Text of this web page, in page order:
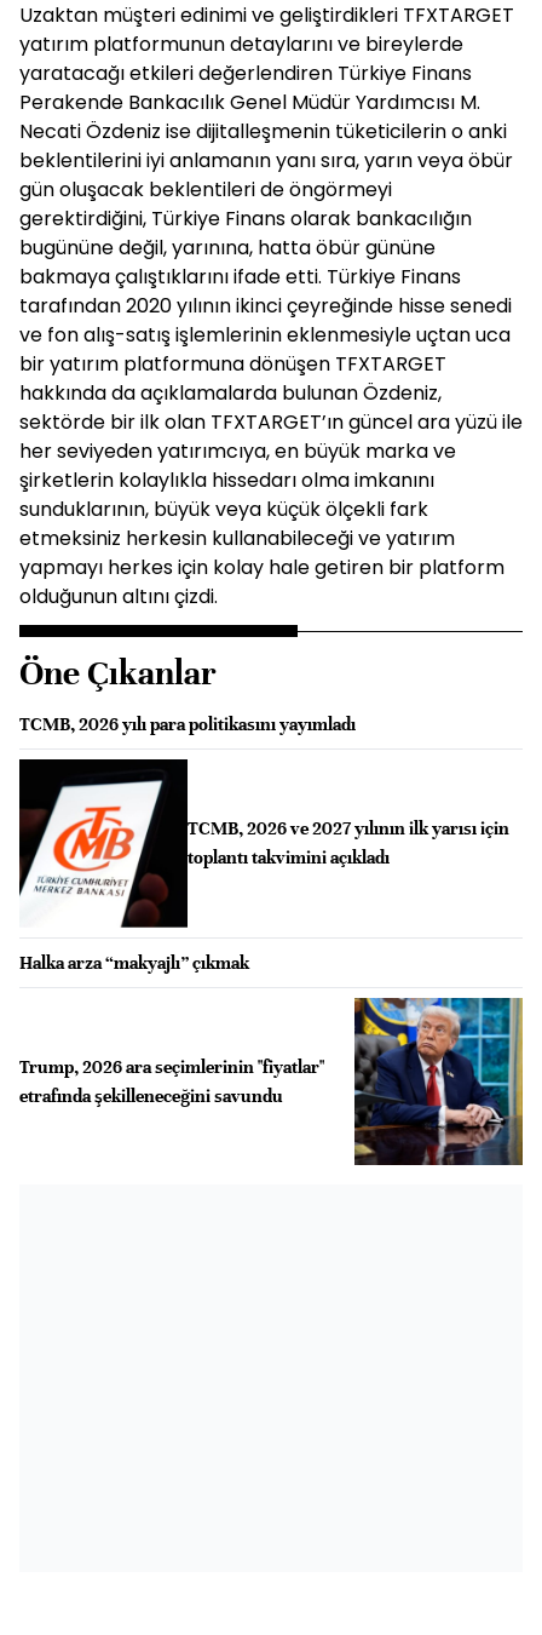
Uzaktan müşteri edinimi ve geliştirdikleri TFXTARGET
yatırım platformunun detaylarını ve bireylerde
yaratacağı etkileri değerlendiren Türkiye Finans
Perakende Bankacılık Genel Müdür Yardımcısı M.
Necati Özdeniz ise dijitalleşmenin tüketicilerin o anki
beklentilerini iyi anlamanın yanı sıra, yarın veya öbür
gün oluşacak beklentileri de öngörmeyi
gerektirdiğini, Türkiye Finans olarak bankacılığın
bugününe değil, yarınına, hatta öbür gününe
bakmaya çalıştıklarını ifade etti. Türkiye Finans
tarafından 2020 yılının ikinci çeyreğinde hisse senedi
ve fon alış-satış işlemlerinin eklenmesiyle uçtan uca
bir yatırım platformuna dönüşen TFXTARGET
hakkında da açıklamalarda bulunan Özdeniz,
sektörde bir ilk olan TFXTARGET’ın güncel ara yüzü ile
her seviyeden yatırımcıya, en büyük marka ve
şirketlerin kolaylıkla hissedarı olma imkanını
sunduklarının, büyük veya küçük ölçekli fark
etmeksiniz herkesin kullanabileceği ve yatırım
yapmayı herkes için kolay hale getiren bir platform
olduğunun altını çizdi.
Öne Çıkanlar
TCMB, 2026 yılı para politikasını yayımladı
TCMB, 2026 ve 2027 yılının ilk yarısı için
toplantı takvimini açıkladı
Halka arza “makyajlı” çıkmak
Trump, 2026 ara seçimlerinin "fiyatlar"
etrafında şekilleneceğini savundu